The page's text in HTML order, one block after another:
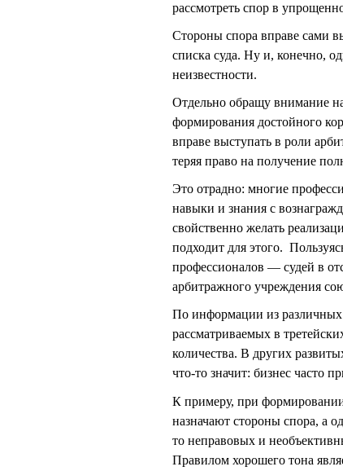
рассмотреть спор в
Стороны спора вправе сами
списка суда. Ну и, конечно,
неизвестности.
Отдельно обращу внимание на
формирования достойного
вправе выступать в роли
теряя право на получение
Это отрадно: многие
навыки и знания с
свойственно желать
подходит для этого.
профессионалов — судей в
арбитражного учреждения
По информации из
рассматриваемых в
количества. В других
что-то значит: бизнес часто
К примеру, при формировании
назначают стороны спора, а
то неправовых и
Правилом хорошего тона